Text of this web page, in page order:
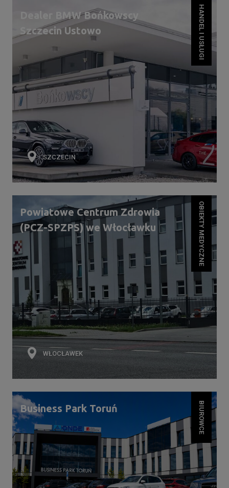
Dealer BMW Bońkowscy
Szczecin Ustowo
SZCZECIN
HANDEL I USŁUGI
Powiatowe Centrum Zdrowia
(PCZ-SPZPS) we Włocławku
WŁOCŁAWEK
OBIEKTY MEDYCZNE
Business Park Toruń BIUROWCE